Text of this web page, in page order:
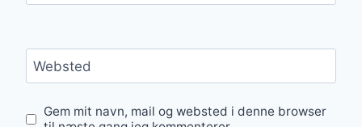
Websted
Gem mit navn, mail og websted i denne browser